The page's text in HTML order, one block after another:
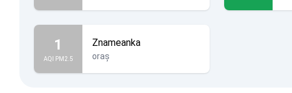
1
AQI PM2.5
Znameanka
oraș